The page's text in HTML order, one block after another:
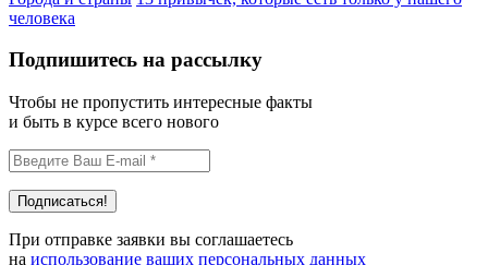
человека
Подпишитесь на рассылку
Чтобы не пропустить интересные факты
и быть в курсе всего нового
При отправке заявки вы соглашаетесь
на использование ваших персональных данных